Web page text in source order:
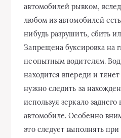
автомобилей рывком,
любом из автомобилей
нибудь разрушить, сбить
Запрещена буксировка на
неопытным водителям.
находится впереди и
нужно следить за
используя зеркало заднего
автомобиле. Особенно
это следует выполнять